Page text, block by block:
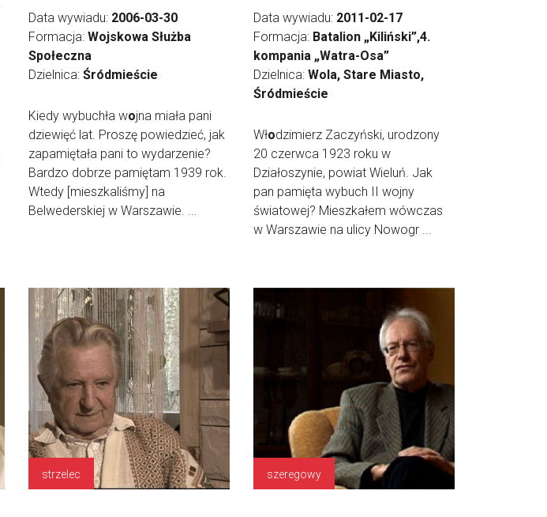
Data wywiadu: 2006-03-30
Formacja: Wojskowa Służba
Społeczna
Dzielnica: Śródmieście
Kiedy wybuchła wojna miała pani
dziewięć lat. Proszę powiedzieć, jak
zapamiętała pani to wydarzenie?
Bardzo dobrze pamiętam 1939 rok.
Wtedy [mieszkaliśmy] na
Belwederskiej w Warszawie. ...
Data wywiadu: 2011-02-17
Formacja: Batalion „Kiliński”,4.
kompania „Watra-Osa”
Dzielnica: Wola, Stare Miasto,
Śródmieście
Włodzimierz Zaczyński, urodzony
20 czerwca 1923 roku w
Działoszynie, powiat Wieluń. Jak
pan pamięta wybuch II wojny
światowej? Mieszkałem wówczas
w Warszawie na ulicy Nowogr ...
strzelec szeregowy